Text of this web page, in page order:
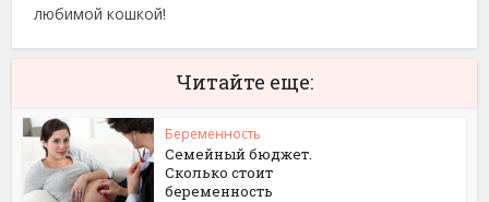
любимой кошкой!
Читайте еще:
Беременность
Семейный бюджет.
Сколько стоит
беременность